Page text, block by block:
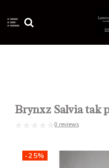
Brynxz Salvia tak
0 reviews
-25%